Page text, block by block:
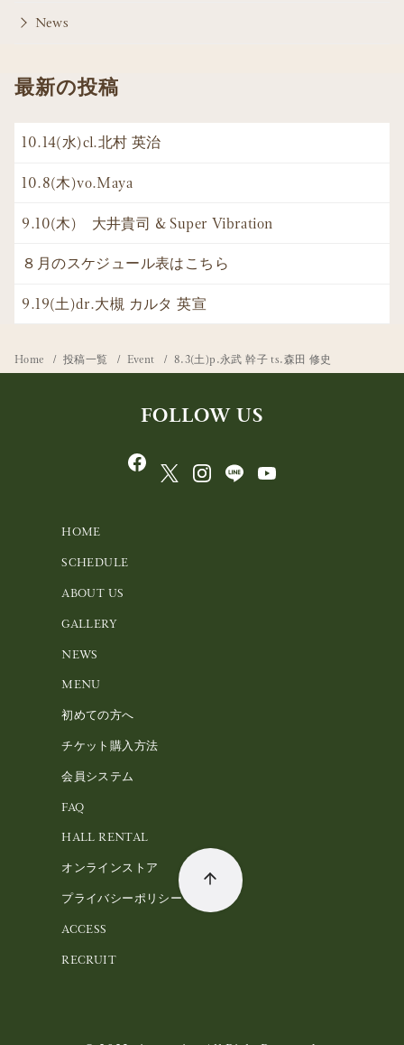
News
最新の投稿
10.14(水)cl.北村 英治
10.8(木)vo.Maya
9.10(木) 大井貴司 & Super Vibration
８月のスケジュール表はこちら
9.19(土)dr.大槻 カルタ 英宣
Home 投稿一覧 Event 8.3(土)p.永武 幹子 ts.森田 修史
FOLLOW US
HOME
SCHEDULE
ABOUT US
GALLERY
NEWS
MENU
初めての方へ
チケット購入方法
会員システム
FAQ
HALL RENTAL
オンラインストア
プライバシーポリシー
ACCESS
RECRUIT